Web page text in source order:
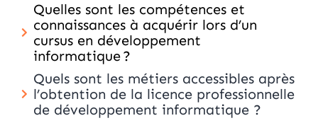
Quelles sont les compétences et
connaissances à acquérir lors d’un
cursus en développement
informatique ?
Quels sont les métiers accessibles après
l’obtention de la licence professionnelle
de développement informatique ?